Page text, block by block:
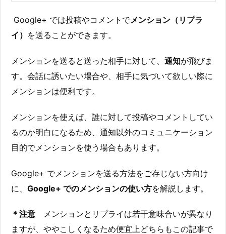
Google+ では投稿やコメントでメンション（リプラ
イ） を送ることができます。
メンションを送ると送った相手に対して、 通知が飛びま
す。会話に誘いたい場合や、相手に気づいて欲しい際に
メンションは便利です。
メンションを使えば、誰に対して投稿やコメントしてい
るのか明白になるため、通知以外のコミュニケーション
目的でメンションを使う場合もあります。
Google+ でメンションを送る方法をご存じない方向け
に、 Google+ でのメンションの使い方を解説します。
＊注意 メンションとリプライは若干意味合いが異なり
ますが、ややこしくなるため便宜上どちらもこの記事で